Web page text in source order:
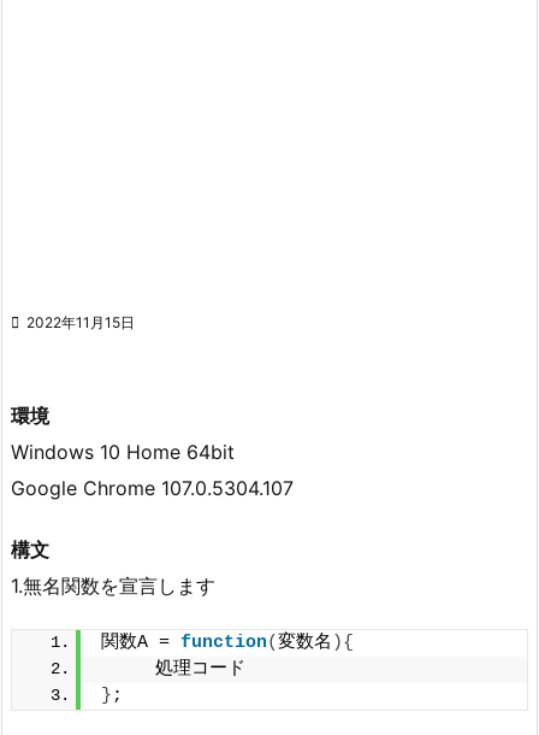
 2022年11月15日
環境
Windows 10 Home 64bit
Google Chrome 107.0.5304.107
構文
1.無名関数を宣言します
関数A = function(変数名 ){
処理コード
} ;